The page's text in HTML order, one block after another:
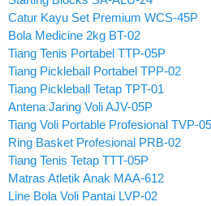
Catur Kayu Set Premium WCS-45P
Bola Medicine 2kg BT-02
Tiang Tenis Portabel TTP-05P
Tiang Pickleball Portabel TPP-02
Tiang Pickleball Tetap TPT-01
Antena Jaring Voli AJV-05P
Tiang Voli Portable Profesional TVP-
Ring Basket Profesional PRB-02
Tiang Tenis Tetap TTT-05P
Matras Atletik Anak MAA-612
Line Bola Voli Pantai LVP-02